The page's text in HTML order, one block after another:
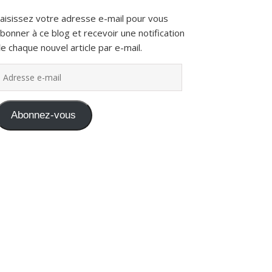
votre adresse e-mail pour vous
à ce blog et recevoir une notification
chaque nouvel article par e-mail.
Abonnez-vous